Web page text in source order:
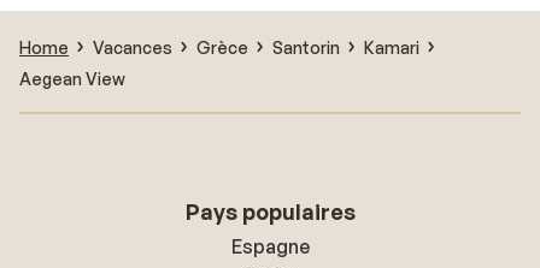
Home Vacances Grèce Santorin
Kamari
Aegean View
Pays populaires
Espagne